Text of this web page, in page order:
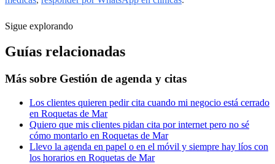
Sigue explorando
Guías relacionadas
Más sobre Gestión de agenda y citas
Los clientes quieren pedir cita cuando mi negocio está cerrado
en Roquetas de Mar
Quiero que mis clientes pidan cita por internet pero no sé
cómo montarlo en Roquetas de Mar
Llevo la agenda en papel o en el móvil y siempre hay líos con
los horarios en Roquetas de Mar